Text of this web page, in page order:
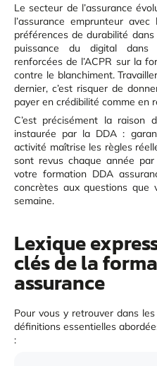
Le secteur de l’assurance
l’assurance emprunteur
préférences de durabilité
puissance du digital dans
renforcées de l’ACPR sur la
contre le blanchiment.
dernier, c’est risquer de
payer en crédibilité comme en
C’est précisément la raison
instaurée par la DDA :
activité maîtrise les règles
sont revus chaque année
votre formation DDA
concrètes aux questions que
semaine.
Lexique
clés de la
assurance
Pour vous y retrouver dans
définitions essentielles
: